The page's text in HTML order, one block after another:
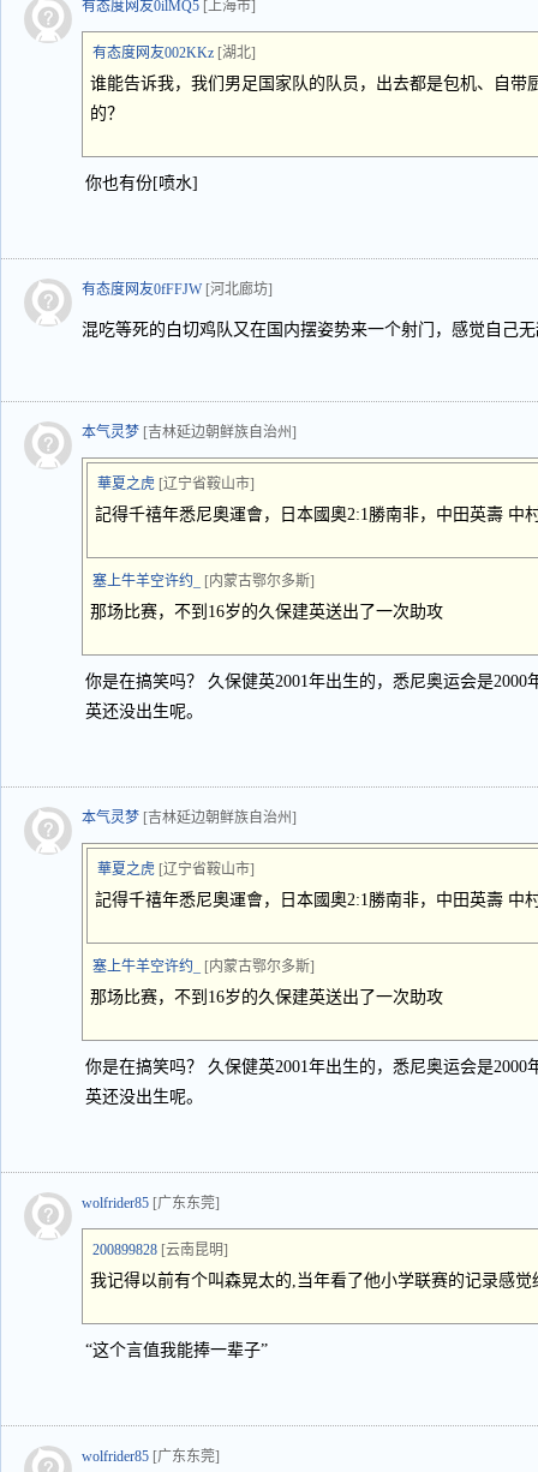
有态度网友0ilMQ5 [上海市]
有态度网友002KKz [湖北]
谁能告诉我，我们男足国家队的队员，出去都是包机、自带
的？
你也有份[喷水]
有态度网友0fFFJW [河北廊坊]
混吃等死的白切鸡队又在国内摆姿势来一个射门，感觉自己
本气灵梦 [吉林延边朝鲜族自治州]
華夏之虎 [辽宁省鞍山市]
記得千禧年悉尼奧運會，日本國奧2:1勝南非，中田英壽 中
塞上牛羊空许约_ [内蒙古鄂尔多斯]
那场比赛，不到16岁的久保建英送出了一次助攻
你是在搞笑吗？ 久保健英2001年出生的，悉尼奥运会是
英还没出生呢。
本气灵梦 [吉林延边朝鲜族自治州]
華夏之虎 [辽宁省鞍山市]
記得千禧年悉尼奧運會，日本國奧2:1勝南非，中田英壽 中
塞上牛羊空许约_ [内蒙古鄂尔多斯]
那场比赛，不到16岁的久保建英送出了一次助攻
你是在搞笑吗？ 久保健英2001年出生的，悉尼奥运会是
英还没出生呢。
wolfrider85 [广东东莞]
200899828 [云南昆明]
我记得以前有个叫森晃太的,当年看了他小学联赛的记录感
“这个言值我能捧一辈子”
wolfrider85 [广东东莞]